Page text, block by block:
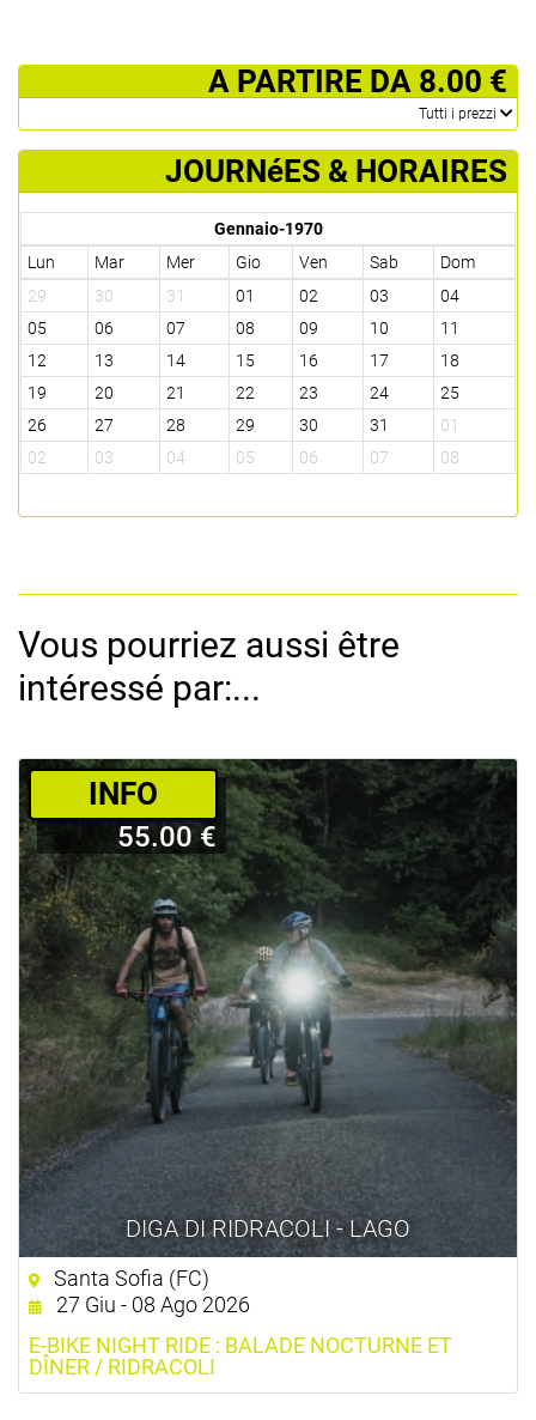
­ A PARTIRE DA 8.00 €
­Tutti i prezzi
JOURNéES & HORAIRES
Gennaio-1970
Lun
Mar Mer Gio Ven Sab
Dom
29
30 31 01 02 03
04
05
06 07 08 09 10
11
12
13 14 15 16 17
18
19
20 21 22 23 24
25
26
27 28 29 30 31
01
02
03 04 05 06 07 08
Vous pourriez aussi être
intéressé par:...
DIGA DI RIDRACOLI - LAGO
­INFO
55.00 €
Santa Sofia (FC)
27 Giu - 08 Ago 2026
E-BIKE NIGHT RIDE : BALADE NOCTURNE ET
DÎNER / RIDRACOLI